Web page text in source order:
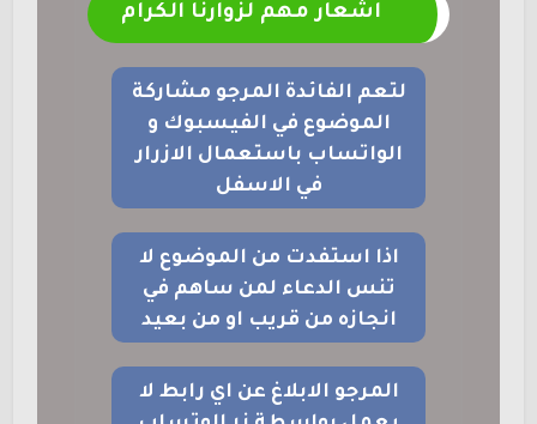
اشعار مهم لزوارنا الكرام
لتعم الفائدة المرجو مشاركة
الموضوع في الفيسبوك و
الواتساب باستعمال الازرار
في الاسفل
اذا استفدت من الموضوع لا
تنس الدعاء لمن ساهم في
انجازه من قريب او من بعيد
المرجو الابلاغ عن اي رابط لا